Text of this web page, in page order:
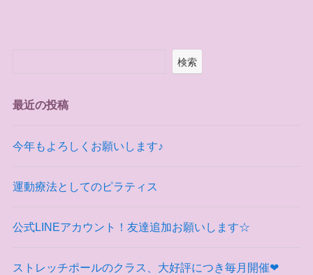
検索
最近の投稿
今年もよろしくお願いします♪
運動療法としてのピラティス
公式LINEアカウント！友達追加お願いします☆
ストレッチポールのクラス、大好評につき毎月開催❤